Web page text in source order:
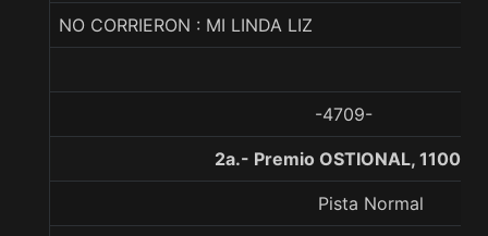
NO CORRIERON : MI LINDA LIZ
-4709-
2a.- Premio OSTIONAL, 1100
Pista Normal